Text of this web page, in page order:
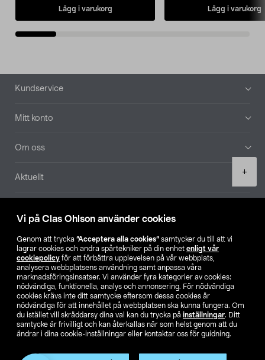
Vi på Clas Ohlson använder cookies
Genom att trycka ”Acceptera alla cookies” samtycker du till att vi
lagrar cookies och andra spårtekniker på din enhet enligt vår
cookiepolicy för att förbättra upplevelsen på vår webbplats,
analysera webbplatsens användning samt anpassa våra
marknadsföringsinsatser. Vi använder fyra kategorier av cookies:
nödvändiga, funktionella, analys och annonsering. För nödvändiga
cookies krävs inte ditt samtycke eftersom dessa cookies är
nödvändiga för att innehållet på webbplatsen ska kunna fungera. Om
du istället vill skräddarsy dina val kan du trycka på inställningar. Ditt
samtycke är frivilligt och kan återkallas när som helst genom att du
ändrar i dina cookie-inställningar eller kontaktar oss för guidning.
+
Lägg i varukorg Lägg i varukorg
Sidfot
Kundservice
Mitt konto
Om oss
Aktuellt
Hitta butik
SE NO FI
Ändra till priser exklusive moms